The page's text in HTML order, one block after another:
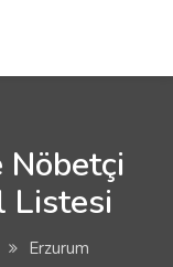
Nöbetçi
Listesi
Erzurum